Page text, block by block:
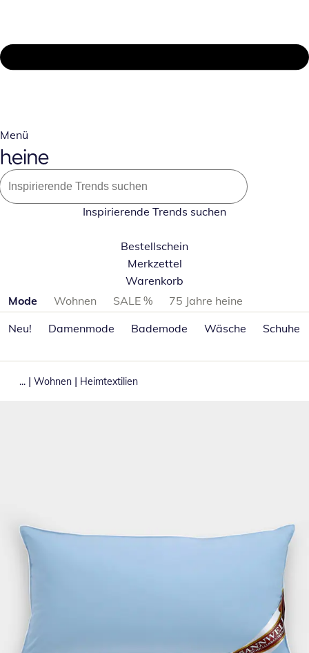
Menü
Inspirierende Trends suchen
Bestellschein
Merkzettel
Warenkorb
Produktkategorien überspringen
Mode Wohnen SALE %
75 Jahre heine
Neu!
Damenmode Bademode Wäsche Schuhe
... | Wohnen | Heimtextilien